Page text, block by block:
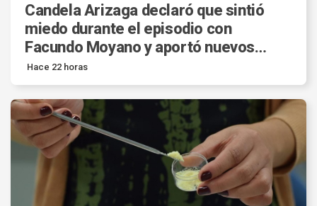
Candela Arizaga declaró que sintió
miedo durante el episodio con
Facundo Moyano y aportó nuevos
datos a la investigación.
Hace 22 horas